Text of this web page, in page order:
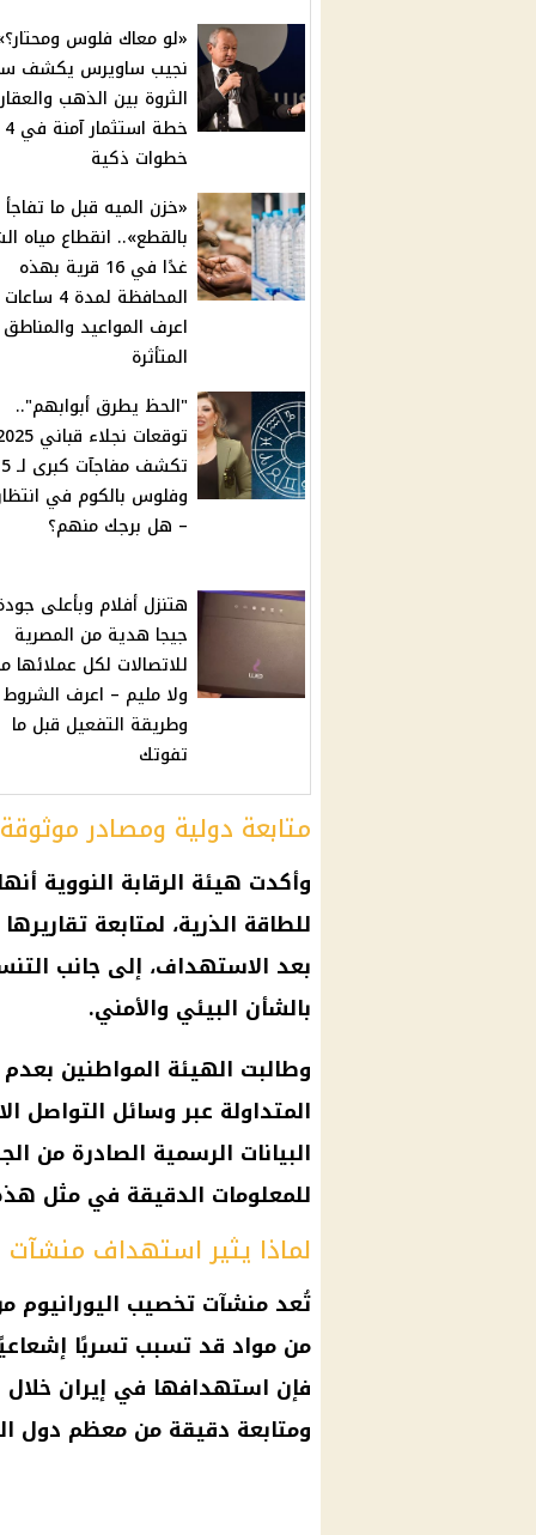
«لو معاك فلوس
نجيب ساويرس يكشف سر
الثروة بين الذهب
خطة استثمار آمنة في 4
خطوات ذكية
«خزن الميه قبل ما تفاجأ
بالقطع».. انقطاع مياه
غدًا في 16 قرية بهذه
المحافظة لمدة 4
اعرف المواعيد والمناطق
المتأثرة
"الحظ يطرق أبوابهم"..
توقعات نجلاء
وفلوس بالكوم في
– هل برجك منهم؟
جيجا هدية من المصرية
للاتصالات لكل عملائها
ولا مليم – اعرف الشروط
وطريقة التفعيل قبل ما
تفوتك
متابعة دولية ومصادر موثوقة
وأكدت هيئة الرقابة النووية
للطاقة الذرية، لمتابعة
بعد الاستهداف، إلى جانب
بالشأن البيئي والأمني.
وطالبت الهيئة المواطنين
المتداولة عبر وسائل التواصل
البيانات الرسمية الصادرة من
للمعلومات الدقيقة في مثل
لماذا يثير استهداف منشآت
تُعد منشآت تخصيب اليورانيوم
من مواد قد تسبب تسربًا
فإن استهدافها في إيران
ومتابعة دقيقة من معظم دول